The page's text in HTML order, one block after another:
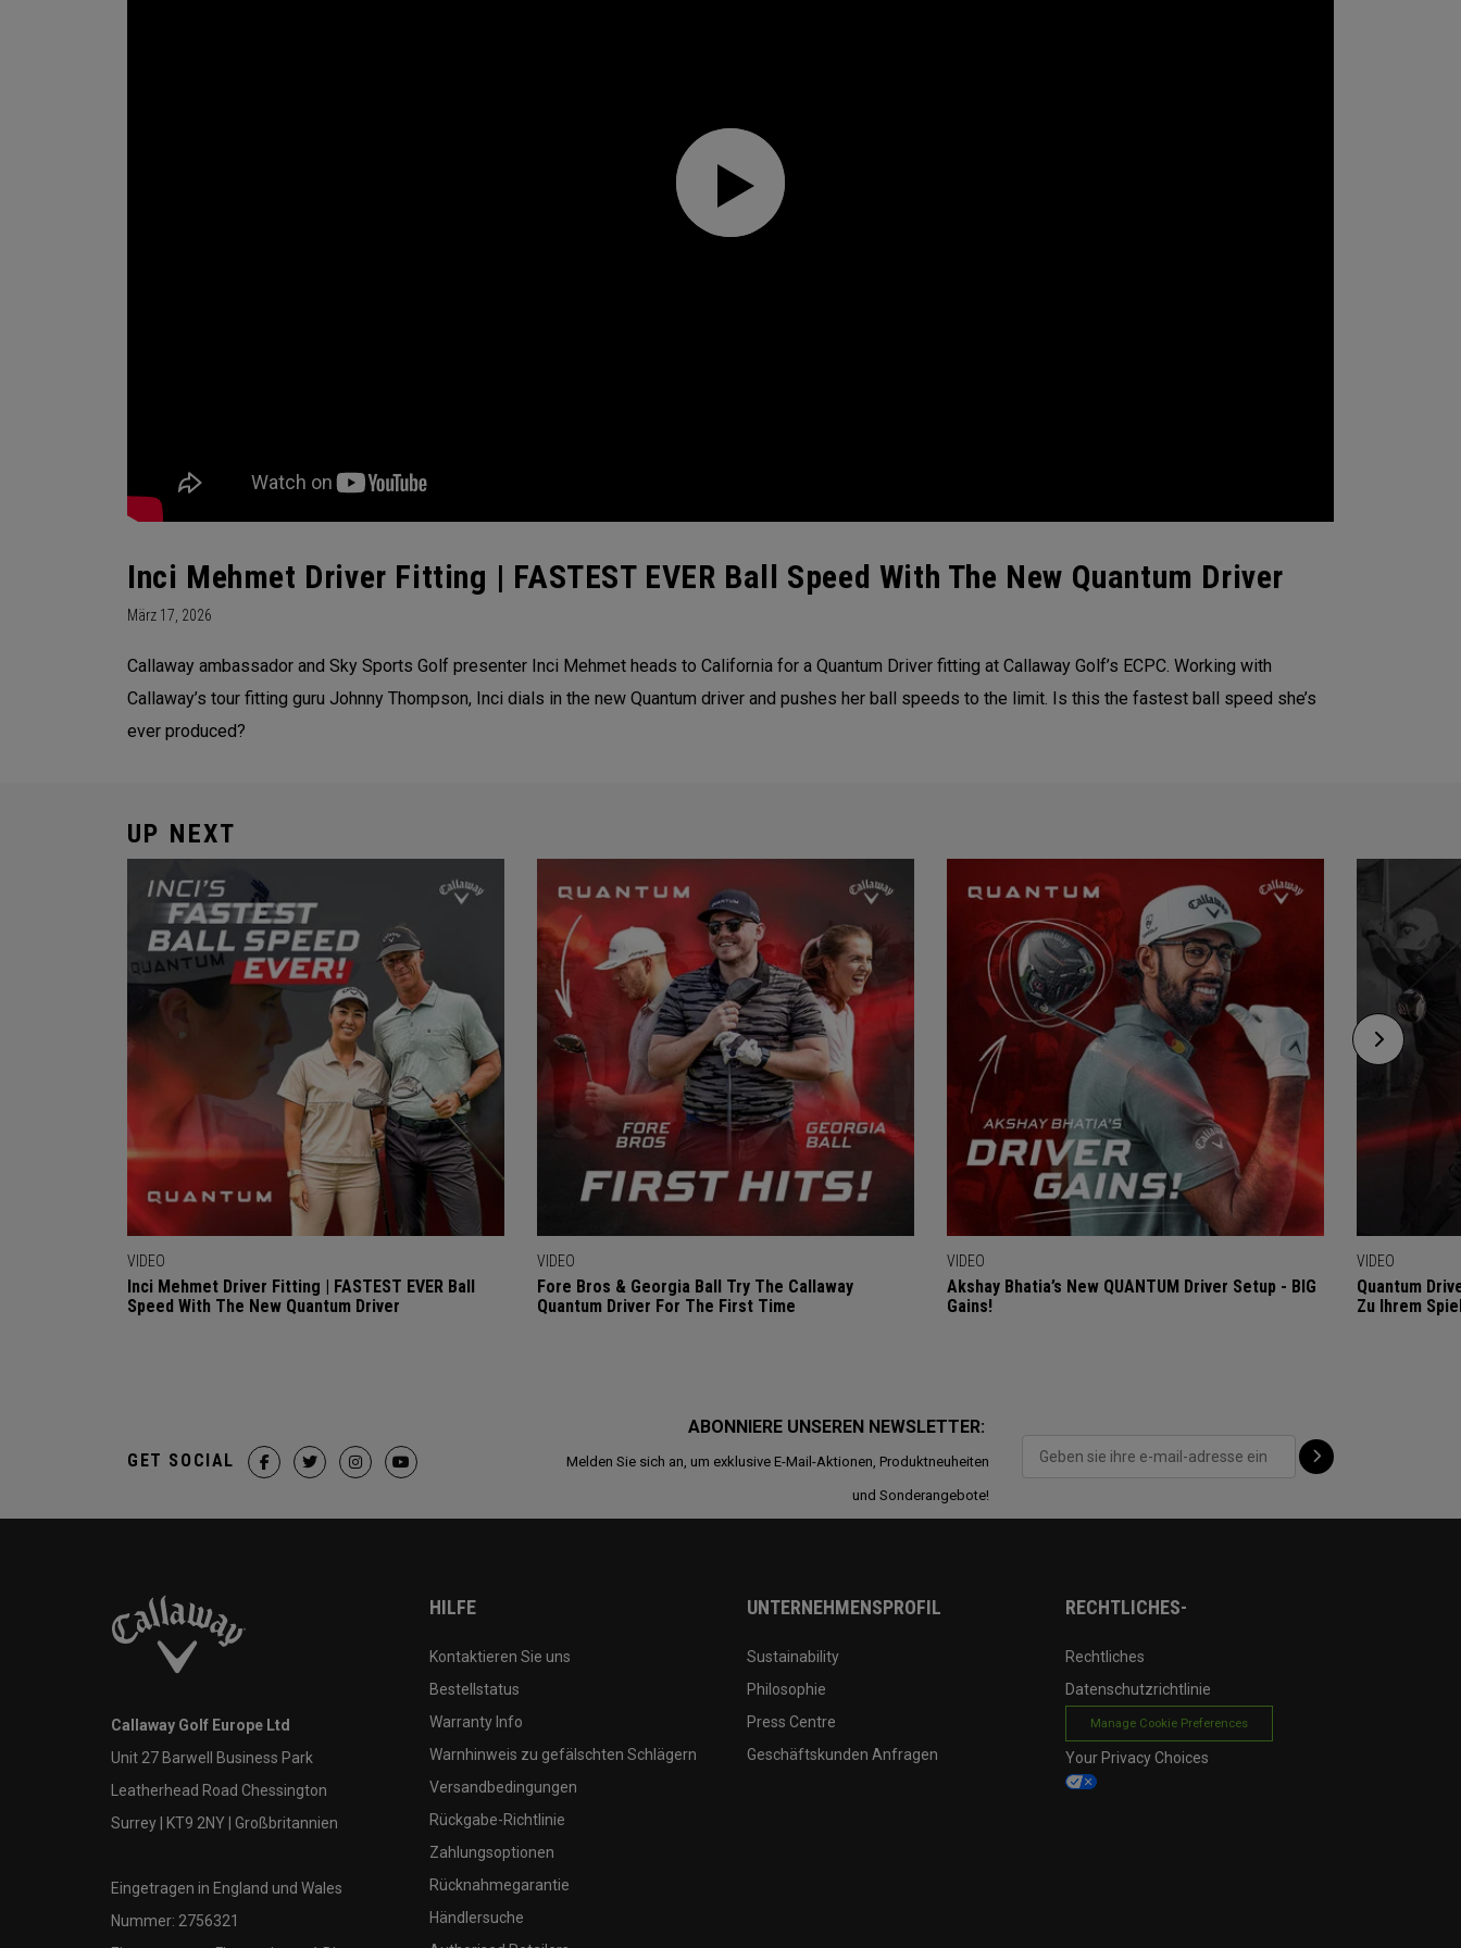
Inci Mehmet Driver Fitting | FASTEST EVER Ball Speed With The New Quantum Driver
März 17, 2026
Callaway ambassador and Sky Sports Golf presenter Inci Mehmet heads to California for a Quantum Driver fitting at Callaway Golf’s ECPC. Working with
Callaway’s tour fitting guru Johnny Thompson, Inci dials in the new Quantum driver and pushes her ball speeds to the limit. Is this the fastest ball speed she’s
ever produced?
UP NEXT
VIDEO
Inci Mehmet Driver Fitting | FASTEST EVER Ball
Speed With The New Quantum Driver
VIDEO
Fore Bros & Georgia Ball Try The Callaway
Quantum Driver For The First Time
VIDEO
Akshay Bhatia’s New QUANTUM Driver Setup - BIG
Gains!
VIDEO
Quantum
Zu Ihrem
ABONNIERE UNSEREN NEWSLETTER:
Melden Sie sich an, um exklusive E-Mail-Aktionen, Produktneuheiten
und Sonderangebote!
GET SOCIAL
Callaway Golf Europe Ltd
Unit 27 Barwell Business Park
Leatherhead Road Chessington
Surrey | KT9 2NY | Großbritannien
Eingetragen in England und Wales
Nummer: 2756321
HILFE
Kontaktieren Sie uns
Bestellstatus
Warranty Info
Warnhinweis zu gefälschten Schlägern
Versandbedingungen
Rückgabe-Richtlinie
Zahlungsoptionen
Rücknahmegarantie
Händlersuche
UNTERNEHMENSPROFIL
Sustainability
Philosophie
Press Centre
Geschäftskunden Anfragen
RECHTLICHES-
Rechtliches
Datenschutzrichtlinie
Manage Cookie Preferences
Your Privacy Choices